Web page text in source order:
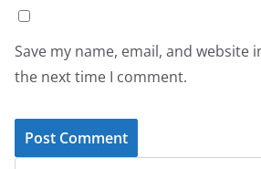
Save my name, email, and website
the next time I comment.